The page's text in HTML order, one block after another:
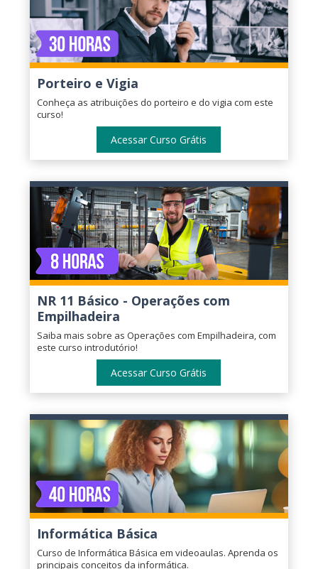
Porteiro e Vigia
Conheça as atribuições do porteiro e do vigia com este
curso!
Acessar Curso Grátis
NR 11 Básico - Operações com
Empilhadeira
Saiba mais sobre as Operações com Empilhadeira, com
este curso introdutório!
Acessar Curso Grátis
Informática Básica
Curso de Informática Básica em videoaulas. Aprenda os
principais conceitos da informática.